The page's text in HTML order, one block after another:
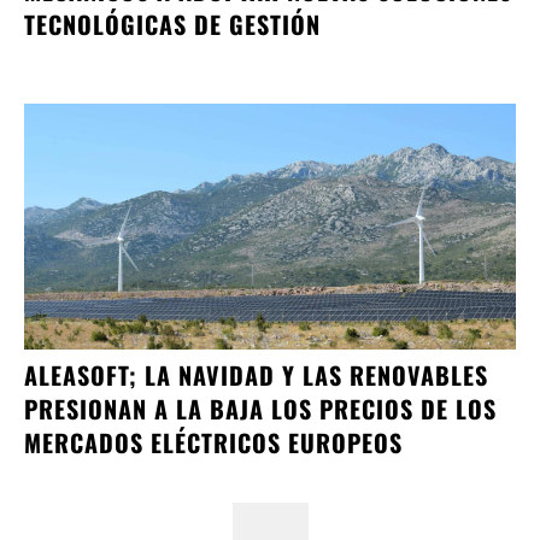
TECNOLÓGICAS DE GESTIÓN
ALEASOFT; LA NAVIDAD Y LAS RENOVABLES
PRESIONAN A LA BAJA LOS PRECIOS DE LOS
MERCADOS ELÉCTRICOS EUROPEOS